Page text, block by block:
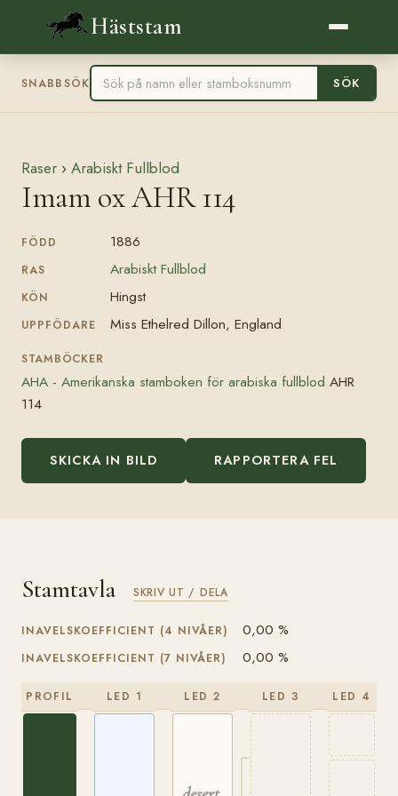
Häststam
SNABBSÖK SÖK
Raser › Arabiskt Fullblod
Imam ox AHR 114
FÖDD 1886
RAS Arabiskt Fullblod
KÖN Hingst
UPPFÖDARE Miss Ethelred Dillon, England
STAMBÖCKER
AHA - Amerikanska stamboken för arabiska fullblod AHR
114
SKICKA IN BILD RAPPORTERA FEL
Stamtavla SKRIV UT / DELA
INAVELSKOEFFICIENT (4 NIVÅER) 0,00 %
INAVELSKOEFFICIENT (7 NIVÅER) 0,00 %
PROFIL LED 1 LED 2 LED 3 LED 4